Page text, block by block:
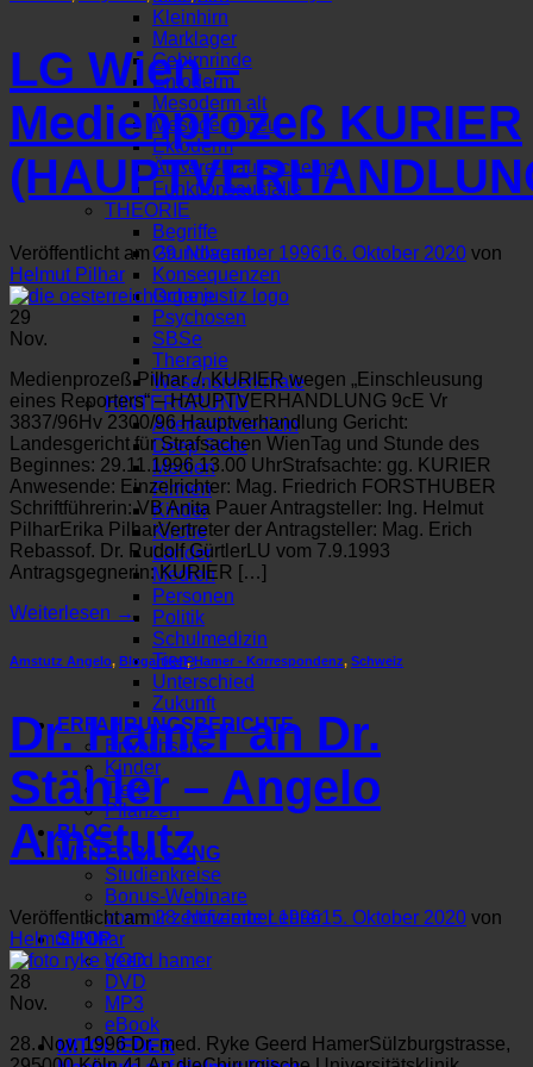
Kleinhirn
Marklager
Gehirnrinde
Entoderm
Mesoderm alt
Mesoderm neu
Ektoderm
Äußere-Haut-Schema
Funktionsausfälle
THEORIE
Begriffe
Grundlagen
Konsequenzen
Organe
Psychosen
SBSe
Therapie
Wesensmerkmale
HINTERGRUND
Alternativmedizin
Deep State
Medien
Firmen
Kinder
Kirche
Länder
Medien
Personen
Politik
Schulmedizin
Tiere
Unterschied
Zukunft
ERFAHRUNGSBERICHTE
Erwachsene
Kinder
Tiere
Pflanzen
BLOG
WEITERBILDUNG
Studienkreise
Bonus-Webinare
von mir zertifizierte Lehrer
SHOP
VOD
DVD
MP3
eBook
MITGLIEDER
LG Wien –
Medienprozeß KURIER
Veröffentlicht am29. November 199616. Oktober 2020 von
Helmut Pilhar
29
Nov.
Medienprozeß Pilhar ./. KURIER wegen „Einschleusung
eines Reporters“ – HAUPTVERHANDLUNG 9cE Vr
3837/96Hv 2300/96 Hauptverhandlung Gericht:
Landesgericht für Strafsachen WienTag und Stunde des
Beginnes: 29.11.1996 13.00 UhrStrafsachte: gg. KURIER
Anwesende: Einzelrichter: Mag. Friedrich FORSTHUBER
Schriftführerin: VB Anita Pauer Antragsteller: Ing. Helmut
PilharErika PilharVertreter der Antragsteller: Mag. Erich
Rebassof. Dr. Rudolf GürtlerLU vom 7.9.1993
Antragsgegnerin: KURIER […]
Weiterlesen →
Amstutz Angelo, Blogartikel,Hamer - Korrespondenz, Schweiz
Dr. Hamer an Dr.
Stähler – Angelo
Amstutz
Veröffentlicht am28. November 199615. Oktober 2020 von
Helmut Pilhar
28
Nov.
28. Nov. 1996 Dr. med. Ryke Geerd HamerSülzburgstrasse,